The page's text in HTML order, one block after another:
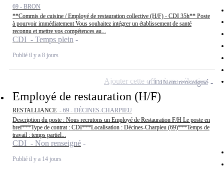
69 - BRON
**Commis de cuisine / Employé de restauration collective (H/F) - CDI 35h** Poste
à pourvoir immédiatement Vous souhaitez intégrer un établissement de santé
reconnu et mettre vos compétences au...
CDI - Temps plein
Publié il y a 8 jours
Employé de restauration (H/F)
RESTALLIANCE - 69 - DÉCINES-CHARPIEU
Description du poste : Nous recrutons un Employé de Restauration F/H Le poste en
bref***Type de contrat : CDI***Localisation : Décines-Charpieu (69)***Temps de
travail : temps partiel...
CDI - Non renseigné
Publié il y a 14 jours
CDINon renseigné
Ajouter cette offre à ma sélection